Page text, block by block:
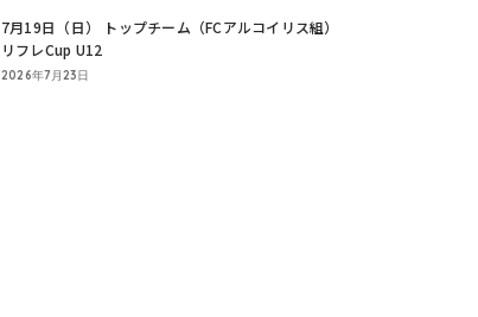
7月19日（日） トップチーム（FCアルコイリス組）
リフレCup U12
2026年7月23日